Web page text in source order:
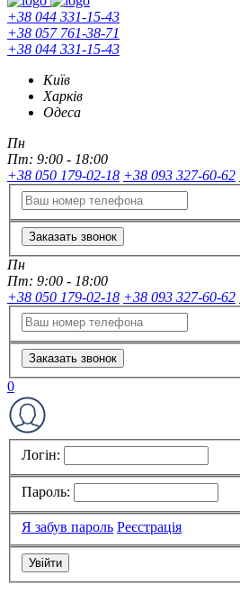
+38 044 331-15-43
+38 057 761-38-71
+38 044 331-15-43
Київ
Харків
Одеса
Пн
Пт: 9:00 - 18:00
+38 050 179-02-18 +38 093 327-60-62
Заказать звонок
Пн
Пт: 9:00 - 18:00
+38 050 179-02-18 +38 093 327-60-62
Заказать звонок
0
Логін:
Пароль:
Я забув пароль Реєстрація